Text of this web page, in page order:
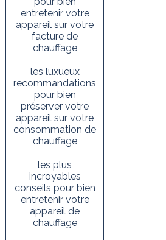
entretenir votre
appareil sur votre
facture de
chauffage
les luxueux
recommandations
pour bien
préserver votre
appareil sur votre
consommation de
chauffage
les plus
incroyables
conseils pour bien
entretenir votre
appareil de
chauffage